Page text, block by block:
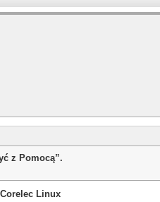
z Pomocą”.
Linux